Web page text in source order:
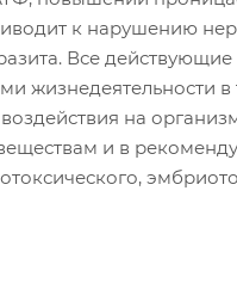
к нарушению
Все
жизнедеятельности
на
и в